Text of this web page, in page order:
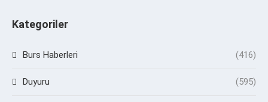
Kategoriler
Burs Haberleri (416)
Duyuru (595)